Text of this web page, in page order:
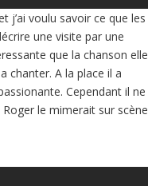
j’ai voulu savoir ce que les
une visite par une
que la chanson elle
chanter. A la place il a
Cependant il ne
le mimerait sur scène